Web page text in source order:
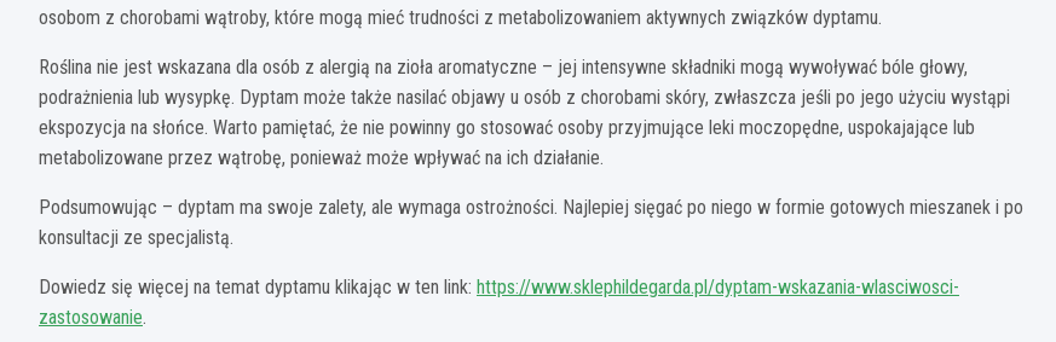
osobom z chorobami wątroby, które mogą mieć trudności z metabolizowaniem aktywnych związków dyptamu.
Roślina nie jest wskazana dla osób z alergią na zioła aromatyczne – jej intensywne składniki mogą wywoływać bóle głowy,
podrażnienia lub wysypkę. Dyptam może także nasilać objawy u osób z chorobami skóry, zwłaszcza jeśli po jego użyciu wystąpi
ekspozycja na słońce. Warto pamiętać, że nie powinny go stosować osoby przyjmujące leki moczopędne, uspokajające lub
metabolizowane przez wątrobę, ponieważ może wpływać na ich działanie.
Podsumowując – dyptam ma swoje zalety, ale wymaga ostrożności. Najlepiej sięgać po niego w formie gotowych mieszanek i po
konsultacji ze specjalistą.
Dowiedz się więcej na temat dyptamu klikając w ten link: https://www.sklephildegarda.pl/dyptam-wskazania-wlasciwosci-
zastosowanie.